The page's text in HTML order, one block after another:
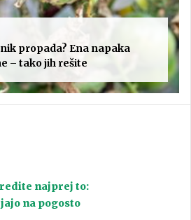
propada? Ena napaka
– tako jih rešite
najprej to:
na pogosto